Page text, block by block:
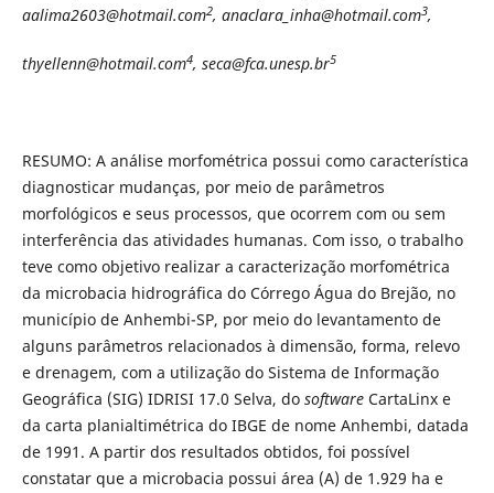
aalima2603@hotmail.com2, anaclara_inha@hotmail.com3,
thyellenn@hotmail.com4, seca@fca.unesp.br5
RESUMO: A análise morfométrica possui como característica
diagnosticar mudanças, por meio de parâmetros
morfológicos e seus processos, que ocorrem com ou sem
interferência das atividades humanas. Com isso, o trabalho
teve como objetivo realizar a caracterização morfométrica
da microbacia hidrográfica do Córrego Água do Brejão, no
município de Anhembi-SP, por meio do levantamento de
alguns parâmetros relacionados à dimensão, forma, relevo
e drenagem, com a utilização do Sistema de Informação
Geográfica (SIG) IDRISI 17.0 Selva, do softwareCartaLinx e
da carta planialtimétrica do IBGE de nome Anhembi, datada
de 1991. A partir dos resultados obtidos, foi possível
constatar que a microbacia possui área (A) de 1.929 ha e